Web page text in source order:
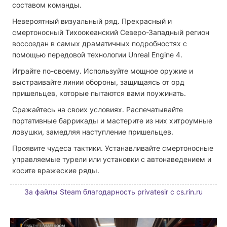
составом команды.
Невероятный визуальный ряд. Прекрасный и
смертоносный Тихоокеанский Северо-Западный регион
воссоздан в самых драматичных подробностях с
помощью передовой технологии Unreal Engine 4.
Играйте по-своему. Используйте мощное оружие и
выстраивайте линии обороны, защищаясь от орд
пришельцев, которые пытаются вами поужинать.
Сражайтесь на своих условиях. Распечатывайте
портативные баррикады и мастерите из них хитроумные
ловушки, замедляя наступление пришельцев.
Проявите чудеса тактики. Устанавливайте смертоносные
управляемые турели или установки с автонаведением и
косите вражеские ряды.
За файлы Steam благодарность privatesir с cs.rin.ru